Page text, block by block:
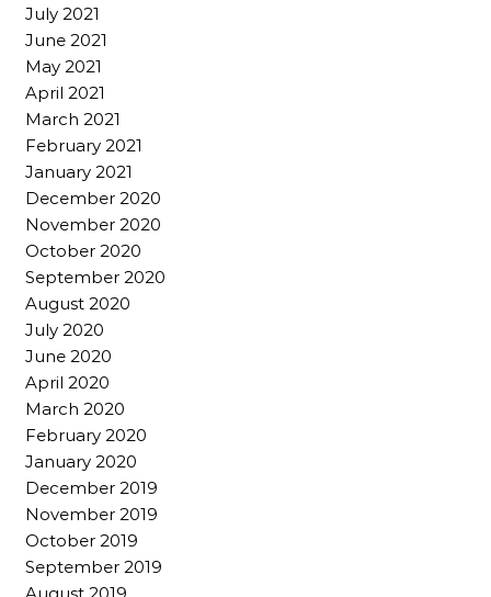
July 2021
June 2021
May 2021
April 2021
March 2021
February 2021
January 2021
December 2020
November 2020
October 2020
September 2020
August 2020
July 2020
June 2020
April 2020
March 2020
February 2020
January 2020
December 2019
November 2019
October 2019
September 2019